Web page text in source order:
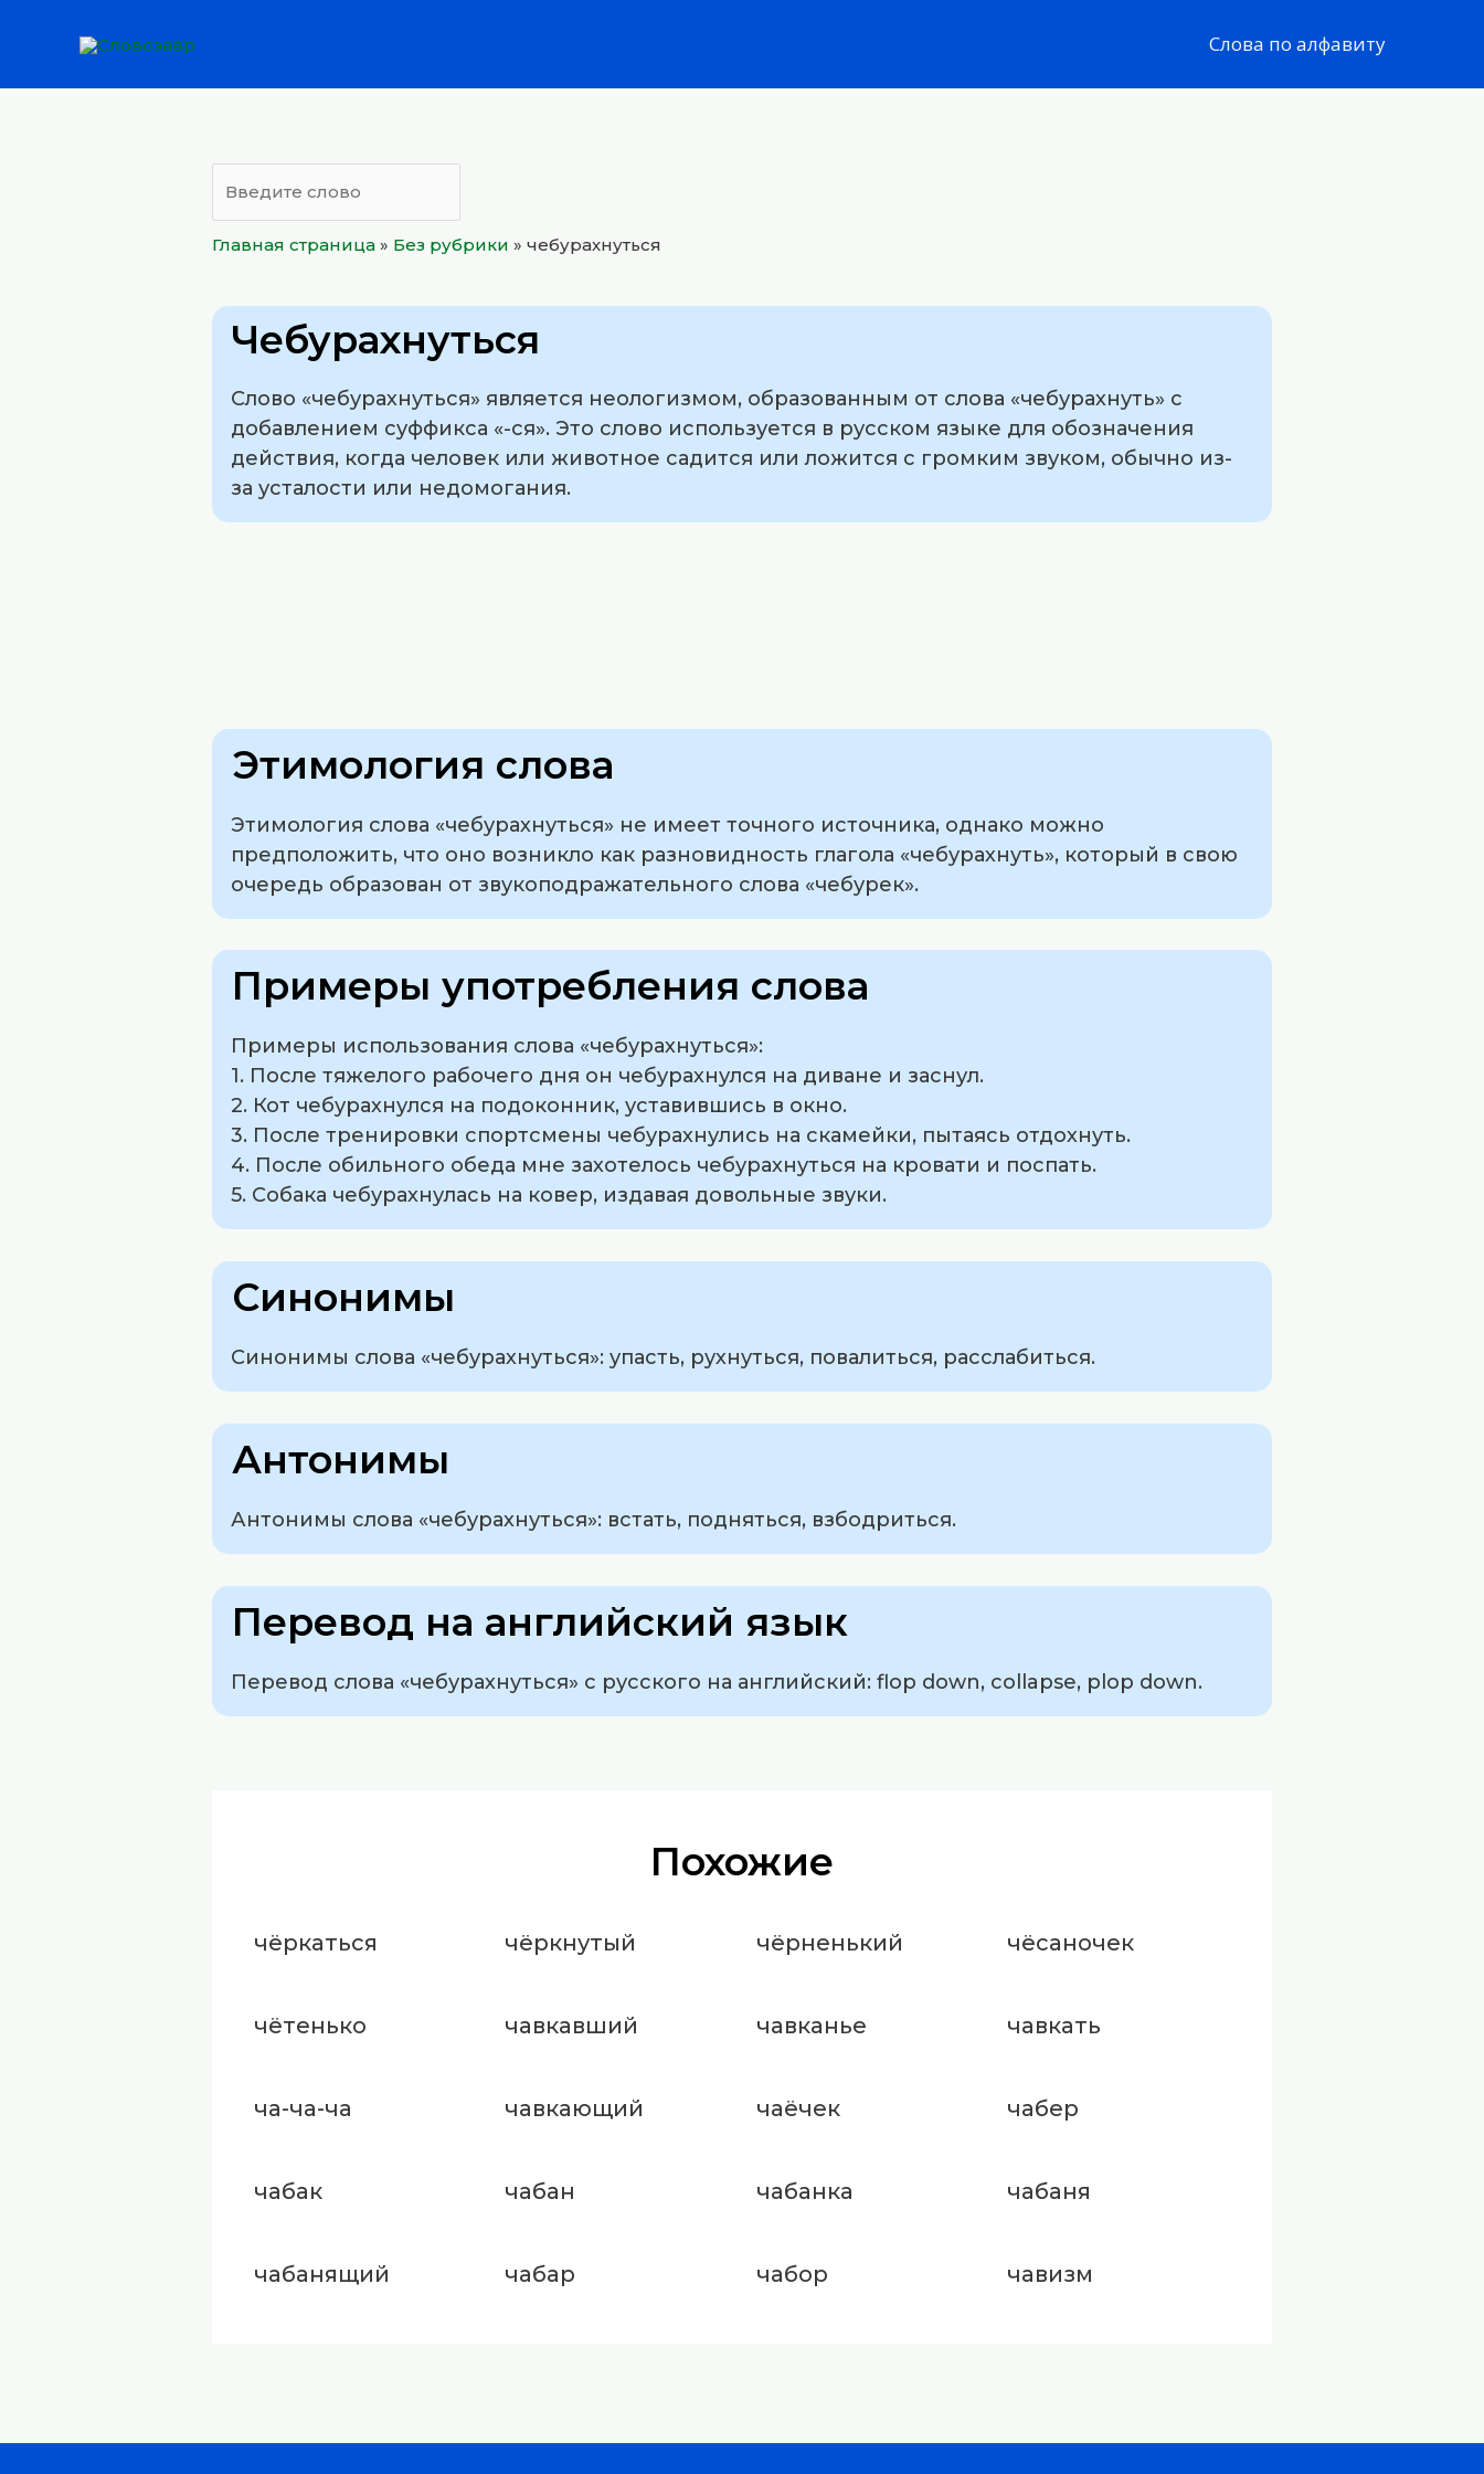
Слова по алфавиту
Главная страница » Без рубрики » чебурахнуться
Чебурахнуться
Слово «чебурахнуться» является неологизмом, образованным от слова «чебурахнуть» с
добавлением суффикса «-ся». Это слово используется в русском языке для обозначения
действия, когда человек или животное садится или ложится с громким звуком, обычно из-
за усталости или недомогания.
Этимология слова
Этимология слова «чебурахнуться» не имеет точного источника, однако можно
предположить, что оно возникло как разновидность глагола «чебурахнуть», который в свою
очередь образован от звукоподражательного слова «чебурек».
Примеры употребления слова
Примеры использования слова «чебурахнуться»:
1. После тяжелого рабочего дня он чебурахнулся на диване и заснул.
2. Кот чебурахнулся на подоконник, уставившись в окно.
3. После тренировки спортсмены чебурахнулись на скамейки, пытаясь отдохнуть.
4. После обильного обеда мне захотелось чебурахнуться на кровати и поспать.
5. Собака чебурахнулась на ковер, издавая довольные звуки.
Синонимы
Синонимы слова «чебурахнуться»: упасть, рухнуться, повалиться, расслабиться.
Антонимы
Антонимы слова «чебурахнуться»: встать, подняться, взбодриться.
Перевод на английский язык
Перевод слова «чебурахнуться» с русского на английский: flop down, collapse, plop down.
Похожие
чёркаться чёркнутый чёрненький чёсаночек
чётенько чавкавший чавканье чавкать
ча-ча-ча чавкающий чаёчек чабер
чабак чабан чабанка чабаня
чабанящий чабар чабор чавизм